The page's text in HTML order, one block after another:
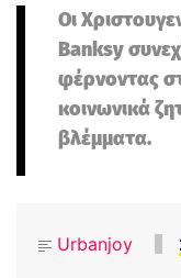
Οι
Banksy
φέρνοντας
κοινωνικά
βλέμματα.
Urbanjoy